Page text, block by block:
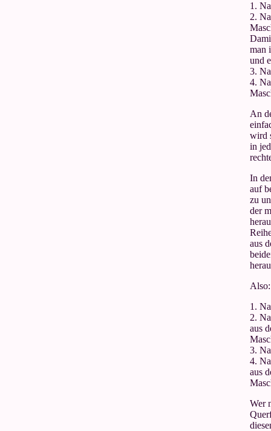
1.
2.
man
und
3.
4.
An
wird
in
In
auf
zu
der
aus
Also:
1.
2.
aus
3.
4.
aus
Wer